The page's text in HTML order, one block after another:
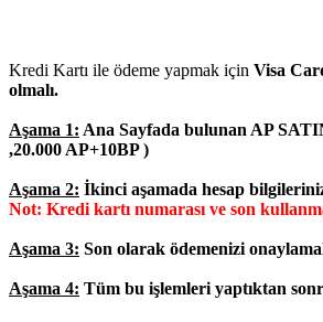
Kredi Kartı ile ödeme yapmak için Visa
olmalı.
Aşama 1: Ana Sayfada bulunan AP
,20.000 AP+10BP )
Aşama 2: İkinci aşamada hesap
Not: Kredi kartı numarası ve son
Aşama 3: Son olarak ödemenizi
Aşama 4: Tüm bu işlemleri yaptıktan